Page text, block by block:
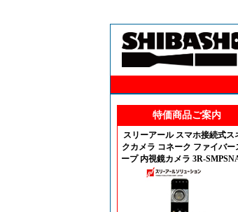
特価商品ご案内
スリーアール スマホ接続式ス
クカメラ コネーク ファイバー
ープ 内視鏡カメラ 3R-